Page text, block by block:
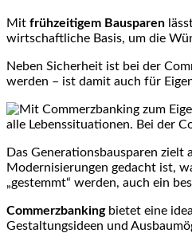
Mit frühzeitigem Bausparen
wirtschaftliche Basis, um die
Neben Sicherheit ist bei der
werden – ist damit auch für
alle Lebenssituationen. Bei der
Das Generationsbausparen zielt
Modernisierungen gedacht ist,
„gestemmt“ werden, auch ein
Commerzbankingbietet eine
Gestaltungsideen und